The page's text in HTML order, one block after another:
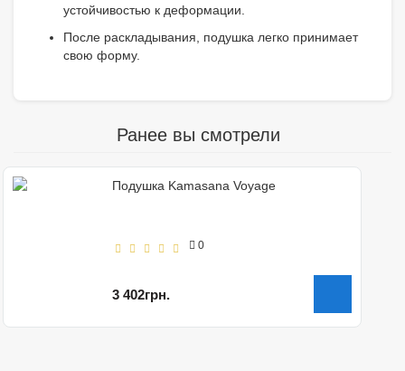
устойчивостью к деформации.
После раскладывания, подушка легко принимает
свою форму.
Ранее вы смотрели
Подушка Kamasana Voyage
0
3 402грн.